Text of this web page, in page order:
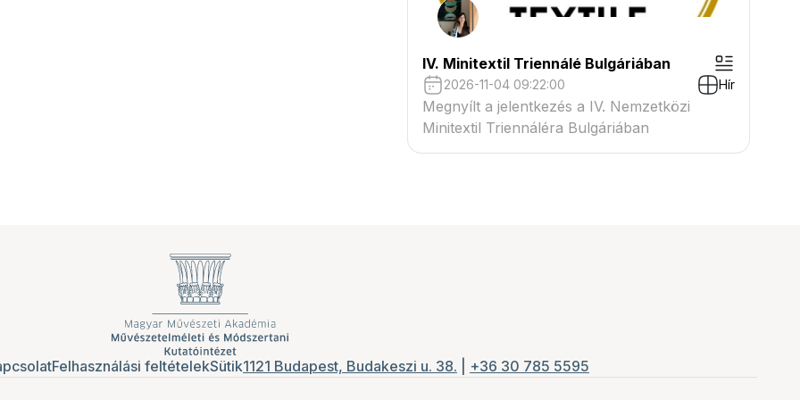
IV. Minitextil Triennálé Bulgáriában
2026-11-04 09:22:00 Hír
Megnyílt a jelentkezés a IV. Nemzetközi
Minitextil Triennáléra Bulgáriában
Felhasználási feltételekSütik1121 Budapest, Budakeszi u. 38. +36 30 785 5595